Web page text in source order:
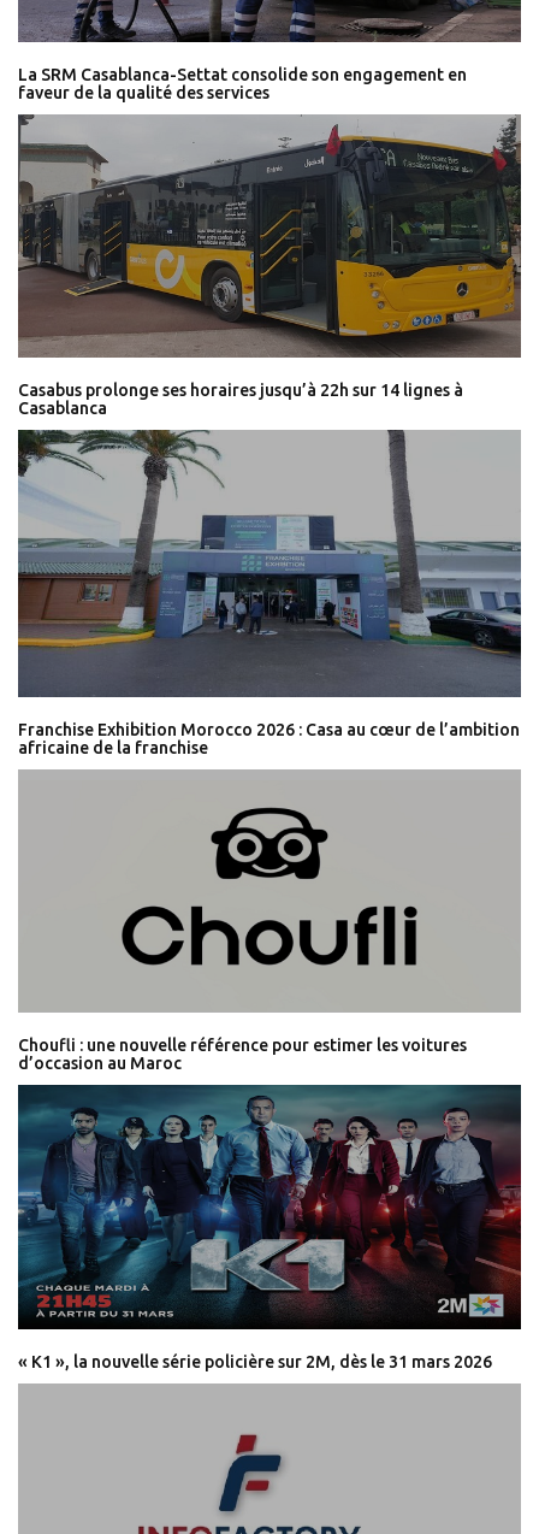
La SRM Casablanca-Settat consolide son engagement en
faveur de la qualité des services
Casabus prolonge ses horaires jusqu’à 22h sur 14 lignes à
Casablanca
Franchise Exhibition Morocco 2026 : Casa au cœur de l’ambition
africaine de la franchise
Choufli : une nouvelle référence pour estimer les voitures
d’occasion au Maroc
« K1 », la nouvelle série policière sur 2M, dès le 31 mars 2026